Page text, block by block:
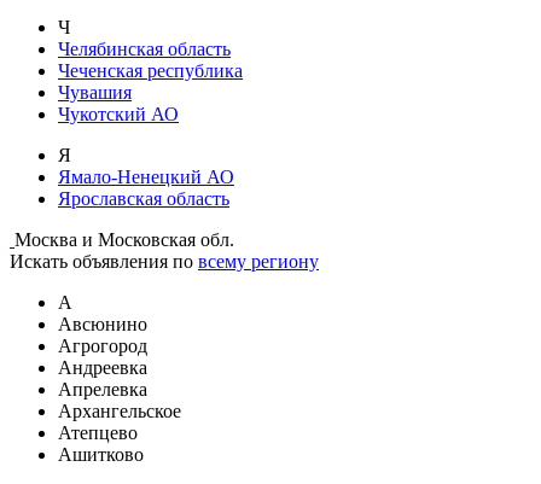
Ч
Челябинская область
Чеченская республика
Чувашия
Чукотский АО
Я
Ямало-Ненецкий АО
Ярославская область
Москва и Московская обл.
Искать объявления по всему региону
А
Авсюнино
Агрогород
Андреевка
Апрелевка
Архангельское
Атепцево
Ашитково